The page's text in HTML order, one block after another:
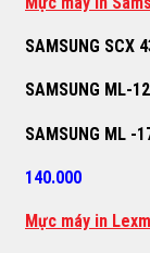
SAMSUNG SCX
SAMSUNG ML-
SAMSUNG ML -
140.000
Mực máy in